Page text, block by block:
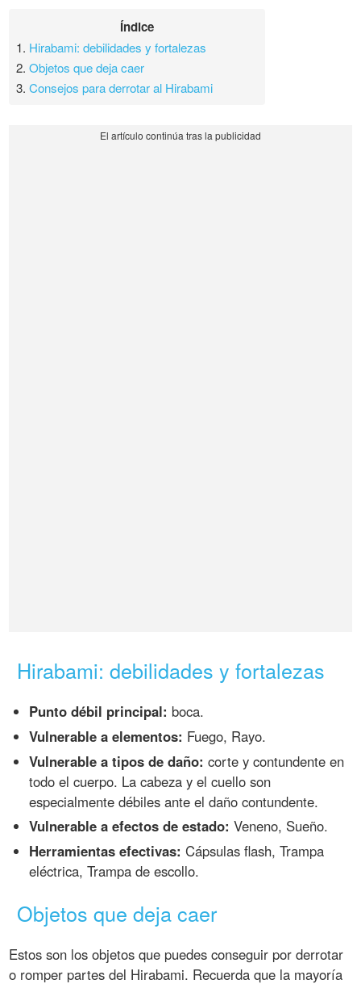
Índice
1. Hirabami: debilidades y fortalezas
2.Objetos que deja caer
3.Consejos para derrotar al Hirabami
Hirabami: debilidades y fortalezas
Punto débil principal: boca.
Vulnerable a elementos: Fuego, Rayo.
Vulnerable a tipos de daño: corte y contundente en
todo el cuerpo. La cabeza y el cuello son
especialmente débiles ante el daño contundente.
Vulnerable a efectos de estado: Veneno, Sueño.
Herramientas efectivas: Cápsulas flash, Trampa
eléctrica, Trampa de escollo.
Objetos que deja caer
Estos son los objetos que puedes conseguir por derrotar
o romper partes del Hirabami. Recuerda que la mayoría